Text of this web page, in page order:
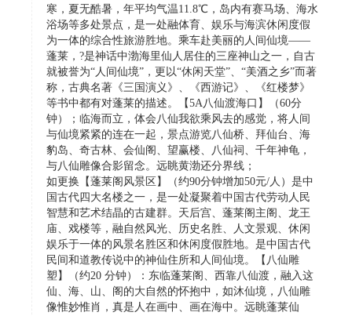
寒，夏无酷暑，年平均气温11.8℃，岛内有赛马场、海水
浴场等多处景点，是一处融体育、娱乐与海滨休闲度假
为一体的综合性旅游胜地。乘车赴美丽的人间仙境——
蓬莱，?是神话中渤海里仙人居住的三座神山之一，自古
就被誉为“人间仙境”，更以“休闲天堂”、“美酒之乡”而著
称，古典名著《三国演义》、《西游记》、《红楼梦》
等书中都有对蓬莱的描述。【5A八仙渡海口】（60分
钟）；临海而立，体会八仙我欲乘风去的感觉，将人间
与仙境紧紧的连在一起，景点游览八仙桥、拜仙台、海
豹岛、奇古林、会仙阁、望赢楼、八仙祠、千年神龟，
与八仙雕像合影留念。远眺黄渤还分界线；
如更换【蓬莱阁风景区】（约90分钟增加50元/人）是中
国古代四大名楼之一，是一处凝聚着中国古代劳动人民
智慧和艺术结晶的古建群。天后宫、蓬莱阁主阁、龙王
庙、戏楼等，融自然风光、历史名胜、人文景观、休闲
娱乐于一体的风景名胜区和休闲度假胜地。是中国古代
民间和道教传说中的神仙住所和人间仙境。【八仙雕
塑】（约20 分钟）：东临蓬莱阁、西靠八仙渡，融入这
仙、海、山、阁的大自然的怀抱中，如沐仙境，八仙雕
像惟妙惟肖，真是人在画中、画在海中。远眺蓬莱仙